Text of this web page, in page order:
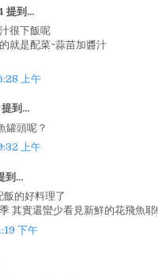
提到...
很下飯呢
就是配菜~蒜苗加醬汁
上午
到...
罐頭呢？
上午
到...
飯的好料理了
其實還蠻少看見新鮮的花飛魚耶!
下午